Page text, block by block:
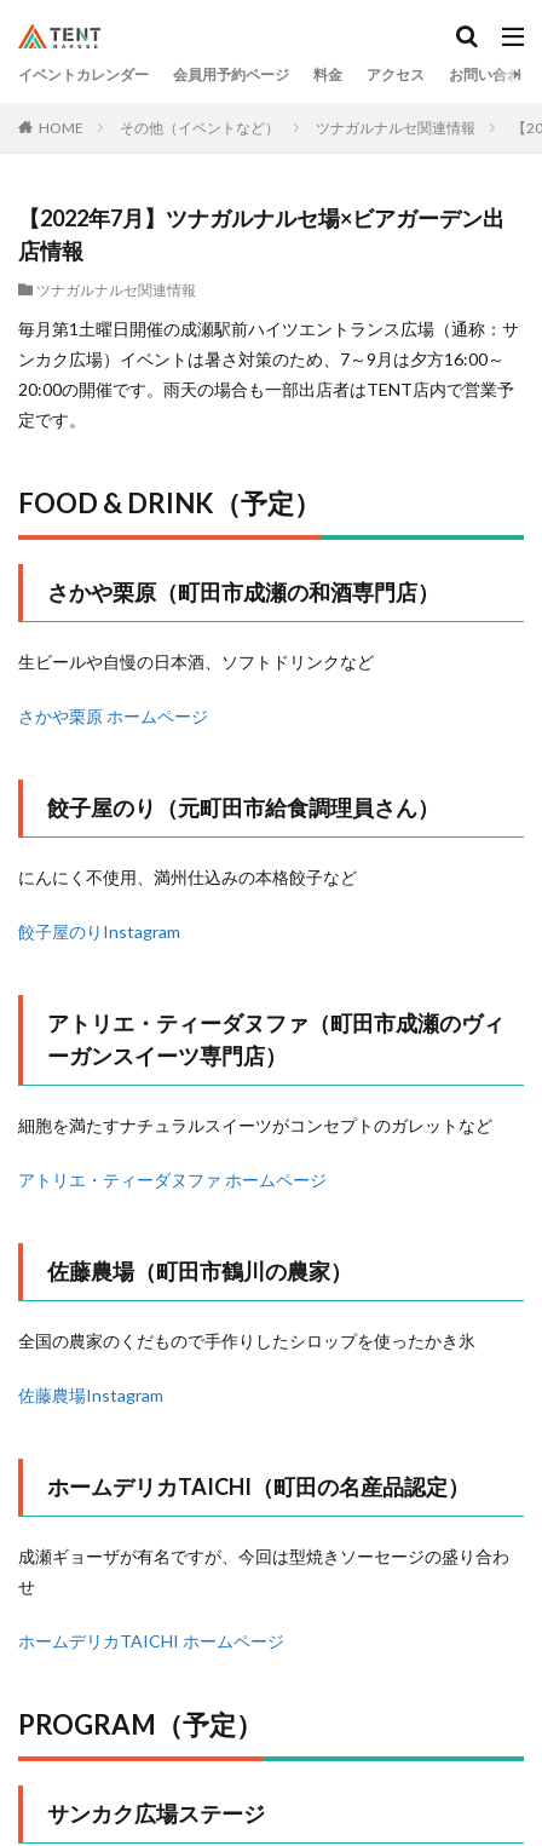
イベントカレンダー 会員用予約ページ 料金 アクセス お問い合わせ
HOME その他（イベントなど） ツナガルナルセ関連情報 【
【2022年7月】ツナガルナルセ場×ビアガーデン出
店情報
ツナガルナルセ関連情報
毎月第1土曜日開催の成瀬駅前ハイツエントランス広場（通称：サ
ンカク広場）イベントは暑さ対策のため、7～9月は夕方16:00～
20:00の開催です。雨天の場合も一部出店者はTENT店内で営業予
定です。
FOOD & DRINK（予定）
さかや栗原（町田市成瀬の和酒専門店）
生ビールや自慢の日本酒、ソフトドリンクなど
さかや栗原 ホームページ
餃子屋のり（元町田市給食調理員さん）
にんにく不使用、満州仕込みの本格餃子など
餃子屋のりInstagram
アトリエ・ティーダヌファ（町田市成瀬のヴィ
ーガンスイーツ専門店）
細胞を満たすナチュラルスイーツがコンセプトのガレットなど
アトリエ・ティーダヌファ ホームページ
佐藤農場（町田市鶴川の農家）
全国の農家のくだもので手作りしたシロップを使ったかき氷
佐藤農場Instagram
ホームデリカTAICHI（町田の名産品認定）
成瀬ギョーザが有名ですが、今回は型焼きソーセージの盛り合わ
せ
ホームデリカTAICHI ホームページ
PROGRAM（予定）
サンカク広場ステージ